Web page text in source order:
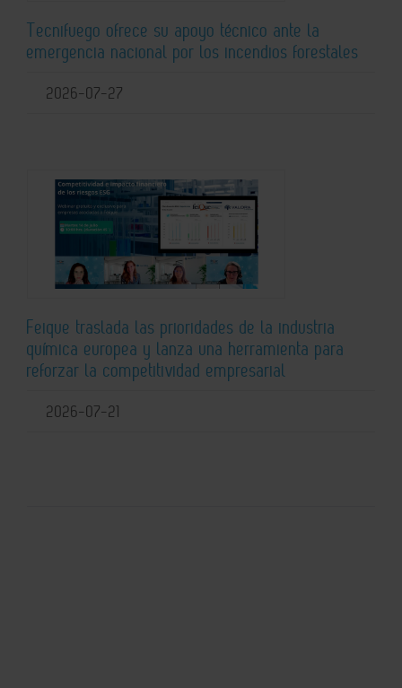
Tecnifuego ofrece su apoyo técnico ante la
emergencia nacional por los incendios forestales
2026-07-27
Feique traslada las prioridades de la industria
química europea y lanza una herramienta para
reforzar la competitividad empresarial
2026-07-21